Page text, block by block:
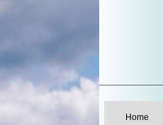
Home